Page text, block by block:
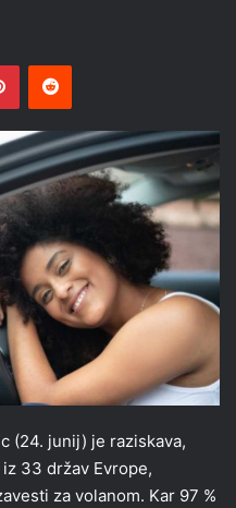
PinterestReddit
(24. junij) je raziskava,
33 držav Evrope,
za volanom. Kar 97 %